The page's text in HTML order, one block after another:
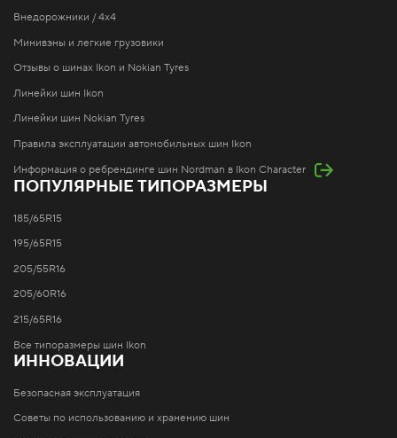
Внедорожники / 4x4
Минивэны и легкие грузовики
Отзывы о шинах Ikon и Nokian Tyres
Линейки шин Ikon
Линейки шин Nokian Tyres
Правила эксплуатации автомобильных шин Ikon
Информация о ребрендинге шин Nordman в Ikon Character
ПОПУЛЯРНЫЕ ТИПОРАЗМЕРЫ
185/65R15
195/65R15
205/55R16
205/60R16
215/65R16
Все типоразмеры шин Ikon
ИННОВАЦИИ
Безопасная эксплуатация
Советы по использованию и хранению шин